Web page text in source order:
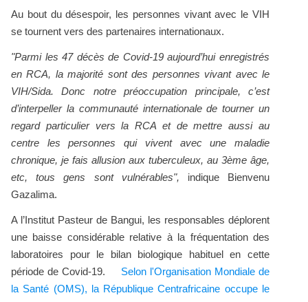
Au bout du désespoir, les personnes vivant avec le VIH
se tournent vers des partenaires internationaux.
"Parmi les 47 décès de Covid-19 aujourd’hui enregistrés
en RCA, la majorité sont des personnes vivant avec le
VIH/Sida. Donc notre préoccupation principale, c’est
d’interpeller la communauté internationale de tourner un
regard particulier vers la RCA et de mettre aussi au
centre les personnes qui vivent avec une maladie
chronique, je fais allusion aux tuberculeux, au 3ème âge,
etc, tous gens sont vulnérables", indique Bienvenu
Gazalima.
A l’Institut Pasteur de Bangui, les responsables déplorent
une baisse considérable relative à la fréquentation des
laboratoires pour le bilan biologique habituel en cette
période de Covid-19.
Selon l'Organisation Mondiale de
la Santé (OMS), la République Centrafricaine occupe le